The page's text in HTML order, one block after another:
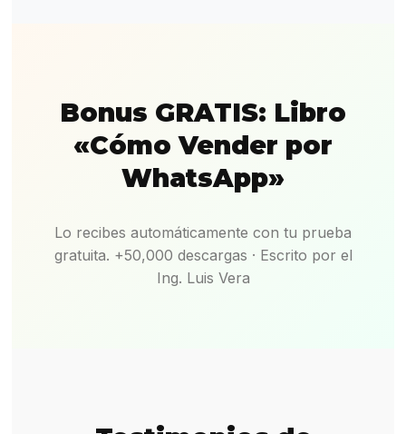
Bonus GRATIS: Libro
«Cómo Vender por
WhatsApp»
Lo recibes automáticamente con tu prueba
gratuita. +50,000 descargas · Escrito por el
Ing. Luis Vera